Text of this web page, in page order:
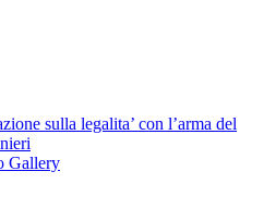
sulla legalita’ con l’arma del
Gallery